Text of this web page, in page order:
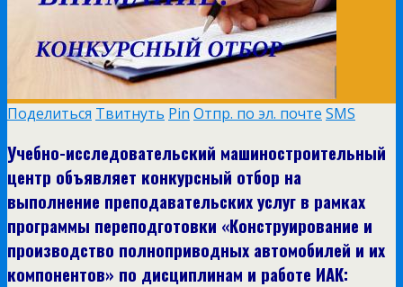
Поделиться Твитнуть Pin Отпр. по эл. почте SMS
Учебно-исследовательский машиностроительный
центр объявляет конкурсный отбор на
выполнение преподавательских услуг в рамках
программы переподготовки «Конструирование и
производство полноприводных автомобилей и их
компонентов» по дисциплинам и работе ИАК: